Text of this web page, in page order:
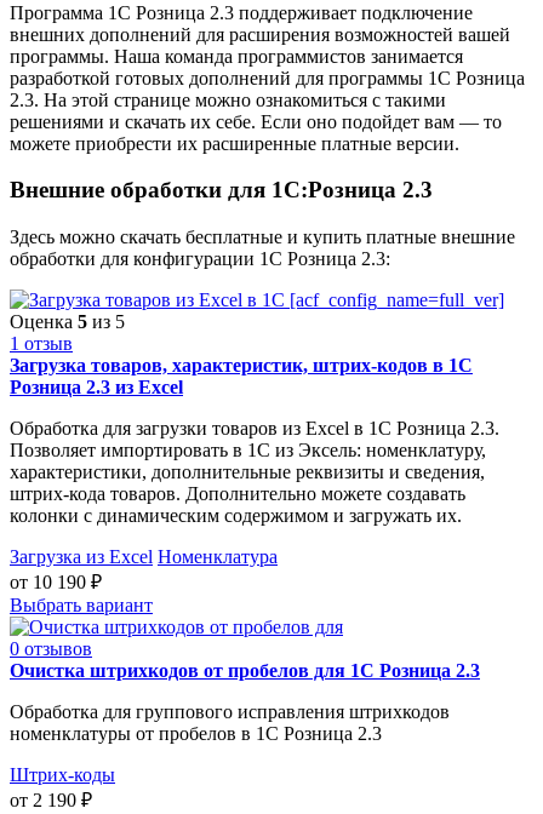
Программа 1С Розница 2.3 поддерживает подключение
внешних дополнений для расширения возможностей вашей
программы. Наша команда программистов занимается
разработкой готовых дополнений для программы 1С Розница
2.3. На этой странице можно ознакомиться с такими
решениями и скачать их себе. Если оно подойдет вам — то
можете приобрести их расширенные платные версии.
Внешние обработки для 1С:Розница 2.3
Здесь можно скачать бесплатные и купить платные внешние
обработки для конфигурации 1C Розница 2.3:
Оценка 5 из 5
1 отзыв
Загрузка товаров, характеристик, штрих-кодов в 1С
Розница 2.3 из Excel
Обработка для загрузки товаров из Excel в 1С Розница 2.3.
Позволяет импортировать в 1С из Эксель: номенклатуру,
характеристики, дополнительные реквизиты и сведения,
штрих-кода товаров. Дополнительно можете создавать
колонки с динамическим содержимом и загружать их.
Загрузка из Excel Номенклатура
от 10 190 ₽
Выбрать вариант
0 отзывов
Очистка штрихкодов от пробелов для 1С Розница 2.3
Обработка для группового исправления штрихкодов
номенклатуры от пробелов в 1С Розница 2.3
Штрих-коды
от 2 190 ₽